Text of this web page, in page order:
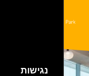
נגישות